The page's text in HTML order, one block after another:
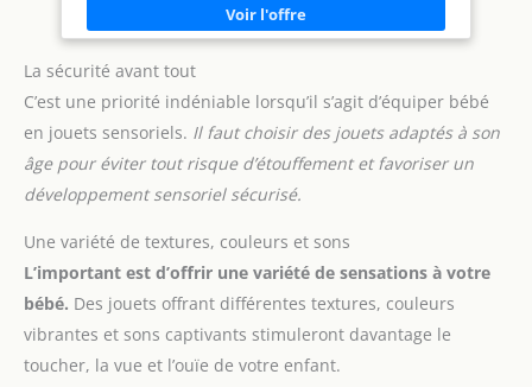
portables, vous pouvez donc
les emporter partout avec
MOTRICITÉ FINE ET DEXTÉRITÉ : Ce jouet d'éveil Zippy Toy
favorise la coordination œil-main de bébé. Les bulles pop lui
permettent également de développer sa motrice fine et de
réaliser des gestes précis en contrôlant ses mouvements.
14 x 21 x 14 cm et est fabriqué avec du silicone, une matière
main avec un chiffon humide. LUDI, UNE MARQUE QUI
SÉDUIT ENFANTS ET PARENTS : Depuis 1994, cette société
française créée des jouets adaptés aux enfants de la
naissance à 5 ans. Des expériences ludiques qui favorisent
La sécurité avant tout
C’est une priorité indéniable lorsqu’il s’agit d’équiper bébé
en jouets sensoriels. Il faut choisir des jouets adaptés à son
âge pour éviter tout risque d’étouffement et favoriser un
développement sensoriel sécurisé.
Une variété de textures, couleurs et sons
L’important est d’offrir une variété de sensations à votre
bébé. Des jouets offrant différentes textures, couleurs
vibrantes et sons captivants stimuleront davantage le
toucher, la vue et l’ouïe de votre enfant.